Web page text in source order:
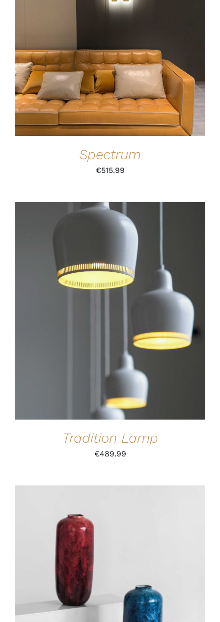
Spectrum
€515.99
Tradition Lamp
€489.99
IN DEN WARENKORB
/
DETAILS